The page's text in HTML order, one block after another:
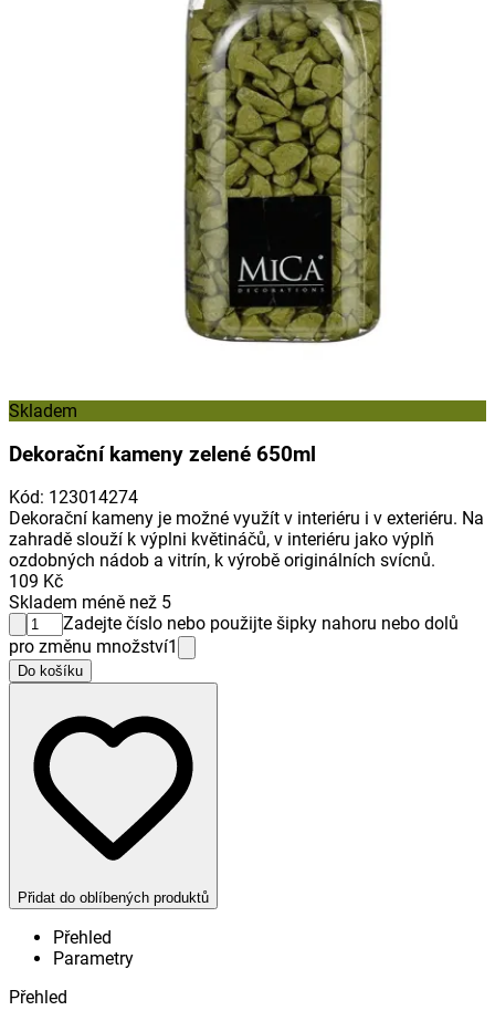
Skladem
Dekorační kameny zelené 650ml
Kód: 123014274
Dekorační kameny je možné využít v interiéru i v exteriéru. Na
zahradě slouží k výplni květináčů, v interiéru jako výplň
ozdobných nádob a vitrín, k výrobě originálních svícnů.
109 Kč
Skladem méně než 5
Zadejte číslo nebo použijte šipky nahoru nebo dolů
pro změnu množství1
Do košíku
Přidat do oblíbených produktů
Přehled
Parametry
Přehled